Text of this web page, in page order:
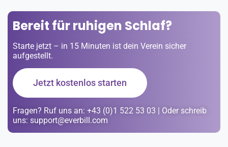
Bereit für ruhigen Schlaf?
Starte jetzt – in 15 Minuten ist dein Verein sicher
aufgestellt.
Jetzt kostenlos starten
Fragen? Ruf uns an: +43 (0)1 522 53 03 | Oder schreib
uns: support@everbill.com